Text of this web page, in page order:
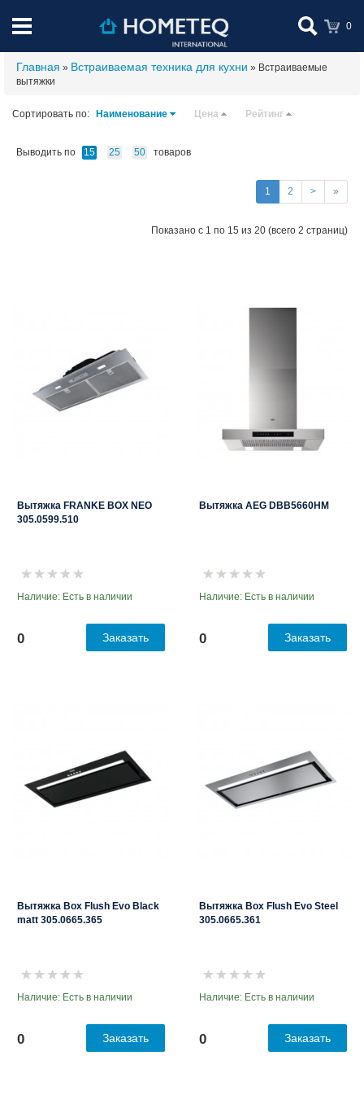
0
Главная » Встраиваемая техника для кухни » Встраиваемые
вытяжки
Сортировать по: Наименование Цена Рейтинг
Выводить по 15 25 50 товаров
1 2 > »
Показано с 1 по 15 из 20 (всего 2 страниц)
Вытяжка FRANKE BOX NEO
305.0599.510
Наличие: Есть в наличии
0 Заказать
Вытяжка AEG DBB5660HM
Наличие: Есть в наличии
0 Заказать
Вытяжка Box Flush Evo Black
matt 305.0665.365
Наличие: Есть в наличии
0 Заказать
Вытяжка Box Flush Evo Steel
305.0665.361
Наличие: Есть в наличии
0 Заказать